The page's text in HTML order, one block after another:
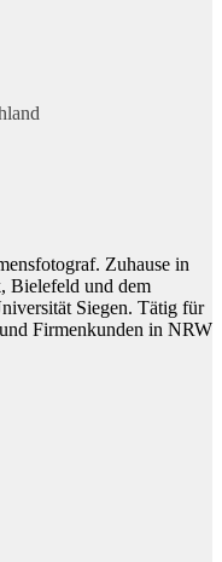
Zuhause in
Bielefeld und dem
Siegen. Tätig für
Firmenkunden in NRW